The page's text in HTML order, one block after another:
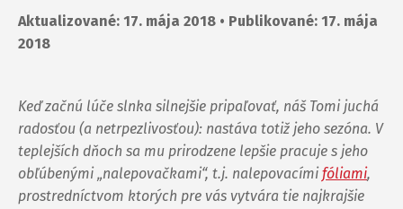
Aktualizované: 17. mája 2018 • Publikované: 17. mája
2018
Keď začnú lúče slnka silnejšie pripaľovať, náš Tomi juchá
radosťou (a netrpezlivosťou): nastáva totiž jeho sezóna. V
teplejších dňoch sa mu prirodzene lepšie pracuje s jeho
obľúbenými „nalepovačkami“, t.j. nalepovacími fóliami,
prostredníctvom ktorých pre vás vytvára tie najkrajšie